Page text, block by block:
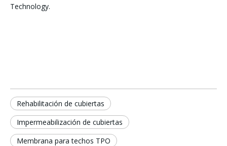
Technology.
Rehabilitación de cubiertas
Impermeabilización de cubiertas
Membrana para techos TPO